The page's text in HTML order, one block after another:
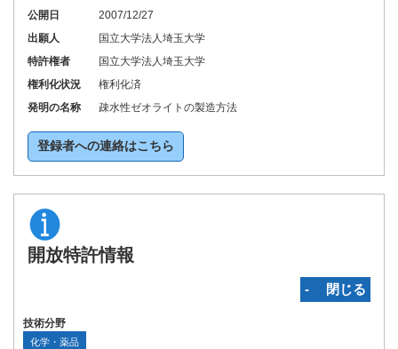
公開日
2007/12/27
出願人
国立大学法人埼玉大学
特許権者
国立大学法人埼玉大学
権利化状況
権利化済
発明の名称
疎水性ゼオライトの製造方法
登録者への連絡はこちら
開放特許情報
‐ 閉じる
技術分野
化学・薬品